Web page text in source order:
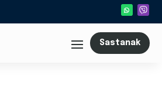
Sastanak